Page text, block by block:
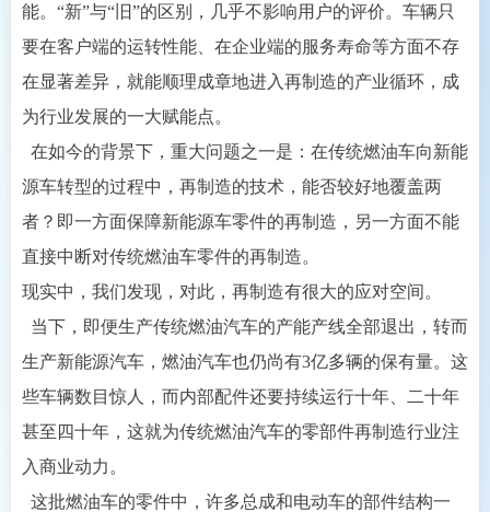
能。“新”与“旧”的区别，几乎不影响用户的评价。车辆只
要在客户端的运转性能、在企业端的服务寿命等方面不存
在显著差异，就能顺理成章地进入再制造的产业循环，成
为行业发展的一大赋能点。
在如今的背景下，重大问题之一是：在传统燃油车向新能
源车转型的过程中，再制造的技术，能否较好地覆盖两
者？即一方面保障新能源车零件的再制造，另一方面不能
直接中断对传统燃油车零件的再制造。
现实中，我们发现，对此，再制造有很大的应对空间。
当下，即便生产传统燃油汽车的产能产线全部退出，转而
生产新能源汽车，燃油汽车也仍尚有3亿多辆的保有量。这
些车辆数目惊人，而内部配件还要持续运行十年、二十年
甚至四十年，这就为传统燃油汽车的零部件再制造行业注
入商业动力。
这批燃油车的零件中，许多总成和电动车的部件结构一